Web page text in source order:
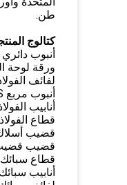
طن.
كتالوج
أنبوب دائري
ورقة لوحة
لفائف
أنبوب مربع SS
أنابيب
قطاع
قضيب أسلاك
قضيب قضيب
قطاع
أنابيب